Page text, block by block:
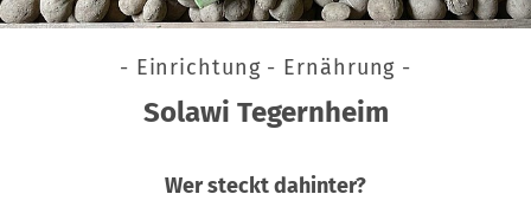
- Einrichtung - Ernährung -
Solawi Tegernheim
Wer steckt dahinter?